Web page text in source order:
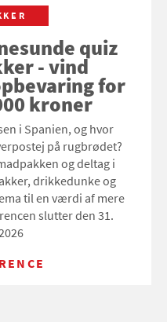
quiz
- vind
for
kroner
i Spanien, og hvor
på rugbrødet?
og deltag i
drikkedunke og
til en værdi af mere
slutter den 31.